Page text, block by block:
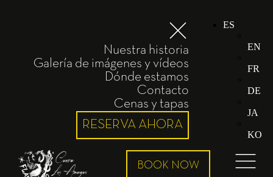
Nuestra historia
Galería de imágenes y vídeos
Dónde estamos
Contacto
Cenas y tapas
RESERVA AHORA
ES
EN
FR
DE
JA
KO